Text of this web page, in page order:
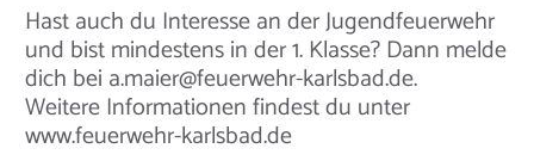
Hast auch du Interesse an der Jugendfeuerwehr
und bist mindestens in der 1. Klasse? Dann melde
dich bei a.maier@feuerwehr-karlsbad.de.
Weitere Informationen findest du unter
www.feuerwehr-karlsbad.de